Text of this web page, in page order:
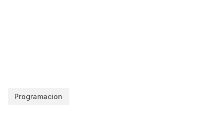
Programacion